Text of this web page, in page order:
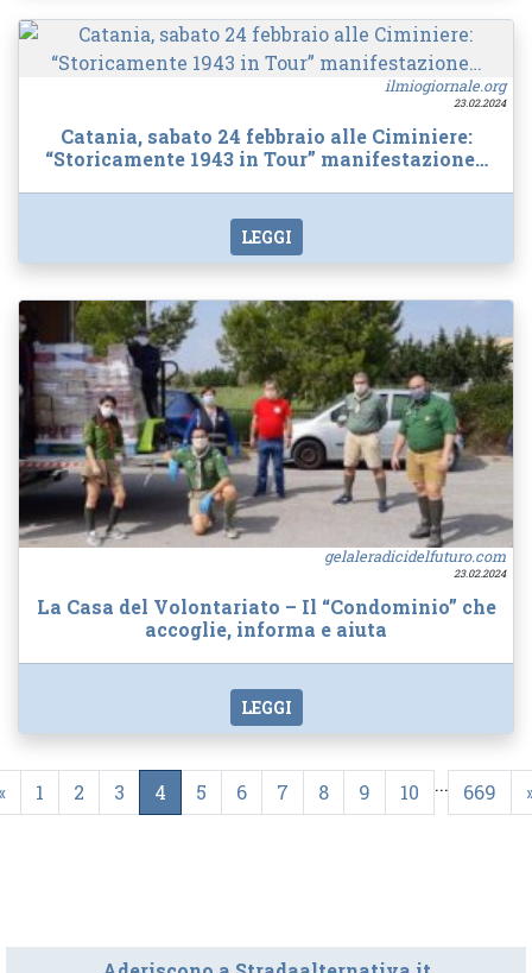
ilmiogiornale.org
23.02.2024
Catania, sabato 24 febbraio alle Ciminiere:
“Storicamente 1943 in Tour” manifestazione…
LEGGI
gelaleradicidelfuturo.com
23.02.2024
La Casa del Volontariato – Il “Condominio” che
accoglie, informa e aiuta
LEGGI
1 2 3 4 5 6 7 8 9 10 ... 669